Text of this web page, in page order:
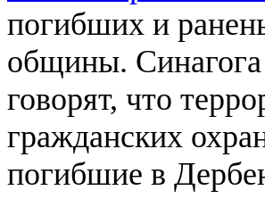
погибших и
общины. Синагога
говорят, что
гражданских
погибшие в